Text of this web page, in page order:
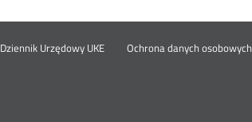
Stopka
Dziennik Urzędowy UKE Otwórz
Ochrona danych osobowych